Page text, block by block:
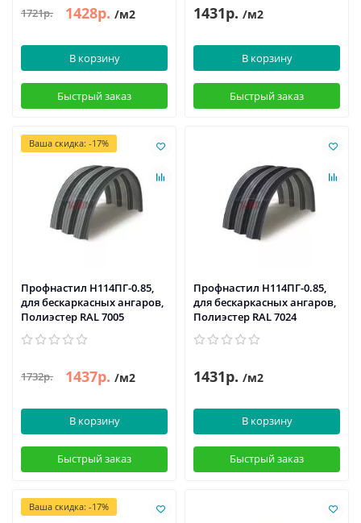
1721р. 1428р. /м2
В корзину
Быстрый заказ
1431р. /м2
В корзину
Быстрый заказ
Ваша скидка: -17%
Профнастил H114ПГ-0.85,
для бескаркасных ангаров,
Полиэстер RAL 7005
1732р. 1437р. /м2
В корзину
Быстрый заказ
Профнастил H114ПГ-0.85,
для бескаркасных ангаров,
Полиэстер RAL 7024
1431р. /м2
В корзину
Быстрый заказ
Ваша скидка: -17%